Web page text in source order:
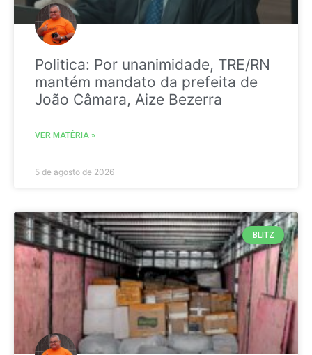
Politica: Por unanimidade, TRE/RN
mantém mandato da prefeita de
João Câmara, Aize Bezerra
VER MATÉRIA »
5 de agosto de 2026
BLITZ